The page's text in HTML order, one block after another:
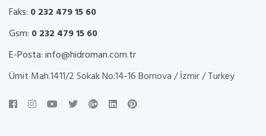
Faks: 0 232 479 15 60
Gsm: 0 232 479 15 60
E-Posta:info@hidroman.com.tr
Ümit Mah.1411/2 Sokak No:14-16 Bornova / İzmir / Turkey